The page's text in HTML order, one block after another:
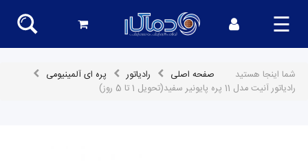
☰
شما اینجا هستید صفحه اصلی رادیاتور
پره ای آلمینیومی
رادیاتور آنیت مدل 11 پره پایونیر سفید(تحویل 1 تا 5 روز)